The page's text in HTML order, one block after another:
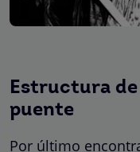
Estructura
puente
Por último